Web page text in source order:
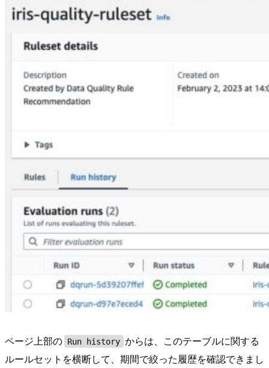
ページ上部の Run history からは、このテーブルに関する
ルールセットを横断して、期間で絞った履歴を確認できまし